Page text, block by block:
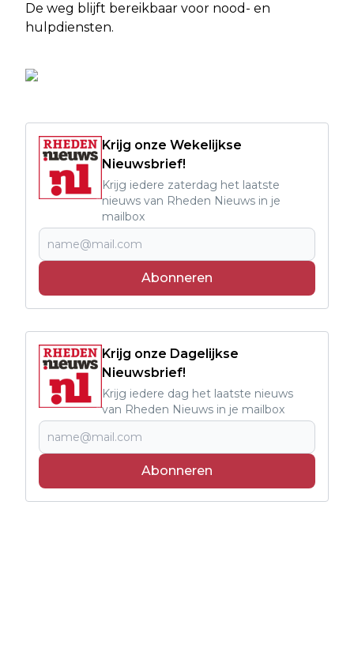
De weg blijft bereikbaar voor nood- en
hulpdiensten.
Krijg onze Wekelijkse
Nieuwsbrief!
Krijg iedere zaterdag het laatste
nieuws van Rheden Nieuws in je
mailbox
Abonneren
Krijg onze Dagelijkse
Nieuwsbrief!
Krijg iedere dag het laatste nieuws
van Rheden Nieuws in je mailbox
Abonneren